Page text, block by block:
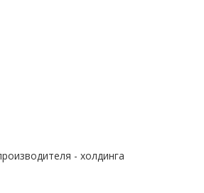
- холдинга